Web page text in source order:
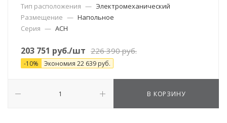
Тип расположения — Электромеханический
Размещение — Напольное
Серия — АСН
203 751 руб./шт 226 390руб.
-10% Экономия 22 639 руб.
В КОРЗИНУ